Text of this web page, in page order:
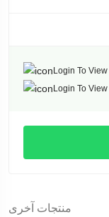
Login To View
Login To View
منتجات آخرى